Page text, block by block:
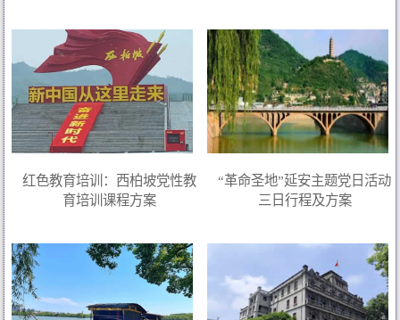
红色教育培训：西柏坡党性教
育培训课程方案
“革命圣地”延安主题党日活动
三日行程及方案